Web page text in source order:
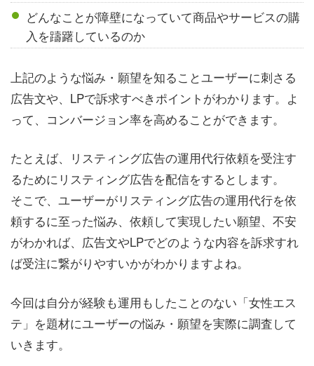
どんなことが障壁になっていて商品やサービスの購
入を躊躇しているのか
上記のような悩み・願望を知ることユーザーに刺さる
広告文や、LPで訴求すべきポイントがわかります。よ
って、コンバージョン率を高めることができます。
たとえば、リスティング広告の運用代行依頼を受注す
るためにリスティング広告を配信をするとします。
そこで、ユーザーがリスティング広告の運用代行を依
頼するに至った悩み、依頼して実現したい願望、不安
がわかれば、広告文やLPでどのような内容を訴求すれ
ば受注に繋がりやすいかがわかりますよね。
今回は自分が経験も運用もしたことのない「女性エス
テ」を題材にユーザーの悩み・願望を実際に調査して
いきます。